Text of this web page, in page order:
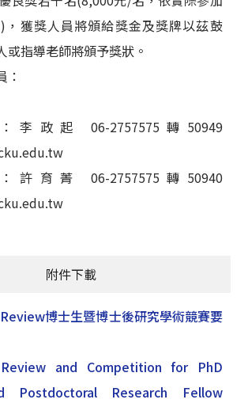
，獲獎人員將頒給獎金及獎牌以茲鼓
或指導老師將頒予獎狀。
李政起 06-2757575轉50949
許育菁 06-2757575轉50940
附件下載
博士生暨博士後研究學術競賽要
and Competition for PhD
Postdoctoral Research Fellow